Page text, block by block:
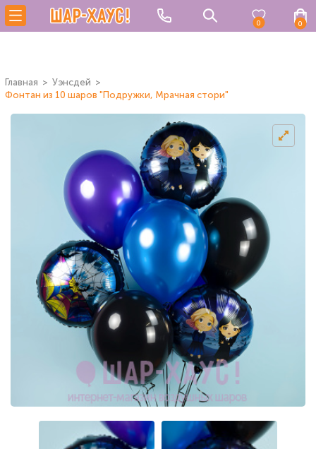
0 0
Главная
Уэнсдей
Фонтан из 10 шаров "Подружки, Мрачная стори"